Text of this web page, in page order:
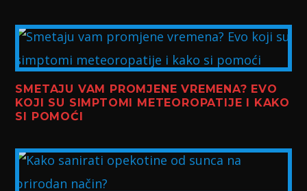
SMETAJU VAM PROMJENE VREMENA? EVO
KOJI SU SIMPTOMI METEOROPATIJE I KAKO
SI POMOĆI